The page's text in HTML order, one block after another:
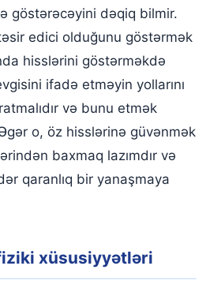
göstərəcəyini dəqiq bilmir.
edici olduğunu göstərmək
hisslərini göstərməkdə
ifadə etməyin yollarını
və bunu etmək
o, öz hisslərinə güvənmək
baxmaq lazımdır və
qaranlıq bir yanaşmaya
xüsusiyyətləri